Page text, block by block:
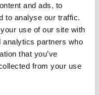
and ads, to
to analyse our traffic.
use of our site with
analytics partners who
that you’ve
from your use